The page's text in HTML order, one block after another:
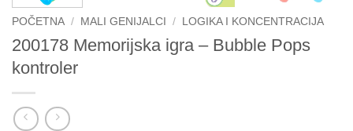
POČETNA / MALI GENIJALCI / LOGIKA I KONCENTRACIJA
200178 Memorijska igra – Bubble Pops
kontroler